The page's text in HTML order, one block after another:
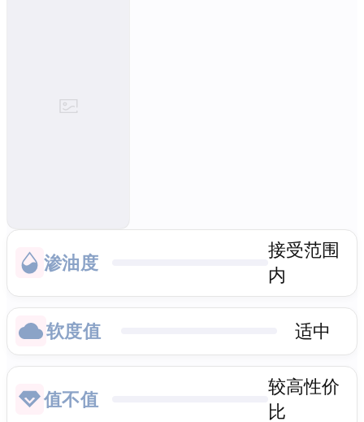
渗油度
接受范围
内
软度值 适中
值不值
较高性价
比